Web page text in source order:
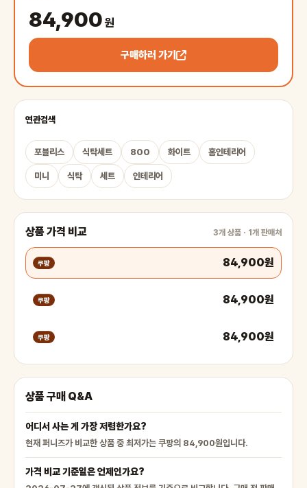
84,900원
구매하러 가기
연관검색
포블리스 식탁세트 800 화이트 홈인테리어
미니 식탁 세트 인테리어
상품 가격 비교 3개 상품 · 1개 판매처
쿠팡 84,900원
쿠팡 84,900원
쿠팡 84,900원
상품 구매 Q&A
어디서 사는 게 가장 저렴한가요?
현재 퍼니즈가 비교한 상품 중 최저가는 쿠팡의 84,900원입니다.
가격 비교 기준일은 언제인가요?